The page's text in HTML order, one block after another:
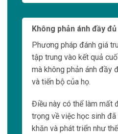
Không phản ánh đầy đủ
Phương pháp đánh giá
tập trung vào kết quả
mà không phản ánh đầy
và tiến bộ của họ.
Điều này có thể làm mất
trọng về việc học sinh
khăn và phát triển như